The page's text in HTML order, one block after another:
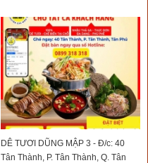
DÊ TƯƠI DŨNG MẬP 3 - Đ/c: 40
Tân Thành, P. Tân Thành, Q. Tân